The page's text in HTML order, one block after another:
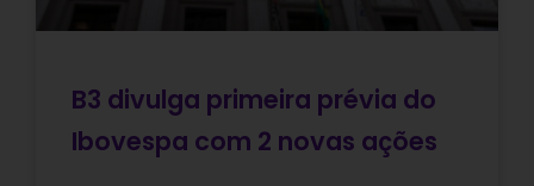
B3 divulga primeira prévia do
Ibovespa com 2 novas ações